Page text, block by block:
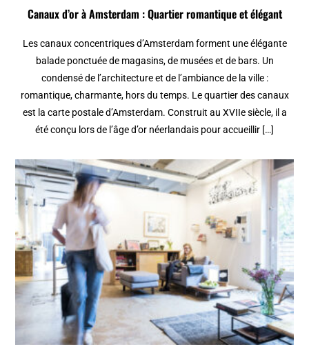
Canaux d’or à Amsterdam : Quartier romantique et élégant
Les canaux concentriques d’Amsterdam forment une élégante
balade ponctuée de magasins, de musées et de bars. Un
condensé de l’architecture et de l’ambiance de la ville :
romantique, charmante, hors du temps. Le quartier des canaux
est la carte postale d’Amsterdam. Construit au XVIIe siècle, il a
été conçu lors de l’âge d’or néerlandais pour accueillir […]